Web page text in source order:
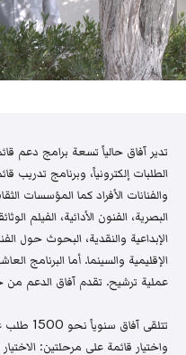
تدير آفاق حالياً تسعة برامج دعم
الطلبات إلكترونياً، وبرنامج تدريب
والفنانات الأفراد كما المؤسسات
البصرية، الفنون الأدائية، الفيلم
الإبداعية والنقدية، البحوث حول
الإقليمية والسينما. أما البرنامج
عملية ترشيح. تقدم آفاق الدعم
تتلقى
واختيار قائمة على مرحلتين: الاختيار